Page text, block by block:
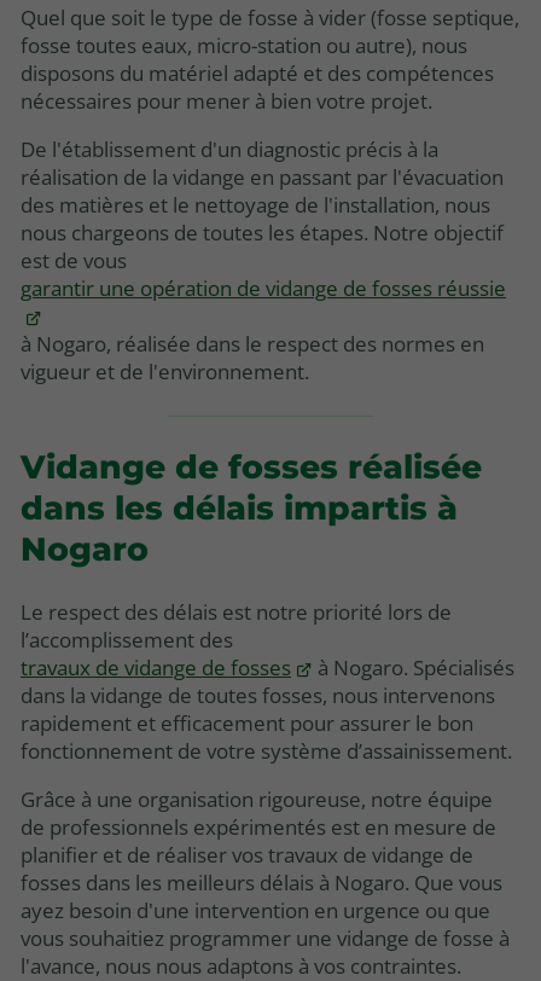
Quel que soit le type de fosse à vider (fosse septique,
fosse toutes eaux, micro-station ou autre), nous
disposons du matériel adapté et des compétences
nécessaires pour mener à bien votre projet.
De l'établissement d'un diagnostic précis à la
réalisation de la vidange en passant par l'évacuation
des matières et le nettoyage de l'installation, nous
nous chargeons de toutes les étapes. Notre objectif
est de vous
garantir une opération de vidange de fosses réussie
à Nogaro, réalisée dans le respect des normes en
vigueur et de l'environnement.
Vidange de fosses réalisée
dans les délais impartis à
Nogaro
Le respect des délais est notre priorité lors de
l’accomplissement des
travaux de vidange de fosses
à Nogaro. Spécialisés
dans la vidange de toutes fosses, nous intervenons
rapidement et efficacement pour assurer le bon
fonctionnement de votre système d’assainissement.
Grâce à une organisation rigoureuse, notre équipe
de professionnels expérimentés est en mesure de
planifier et de réaliser vos travaux de vidange de
fosses dans les meilleurs délais à Nogaro. Que vous
ayez besoin d'une intervention en urgence ou que
vous souhaitiez programmer une vidange de fosse à
l'avance, nous nous adaptons à vos contraintes.